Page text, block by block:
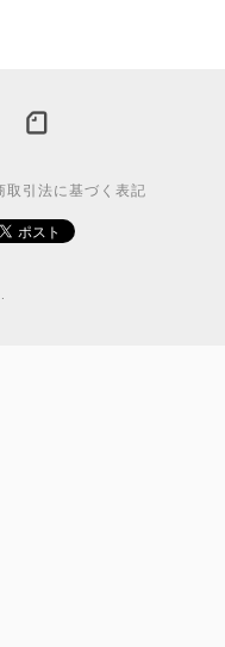
取引法に基づく表記